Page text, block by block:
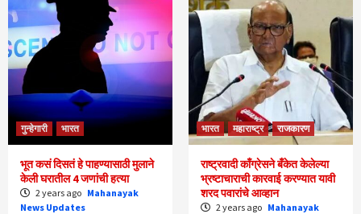
गुन्हेगारी भारत
भूत कसं दिसतं हे पाहण्यासाठी मुलाने
केली घरातील 4 जणांची हत्या
2 years ago Mahanayak
News Updates
भारत महाराष्ट्र राजकारण
राष्ट्रवादी काँग्रेसने बँकेत केलेल्या
भ्रष्टाचाराची कारवाई करण्यात यावी
शरद पवारांचे आव्हान
2 years ago Mahanayak